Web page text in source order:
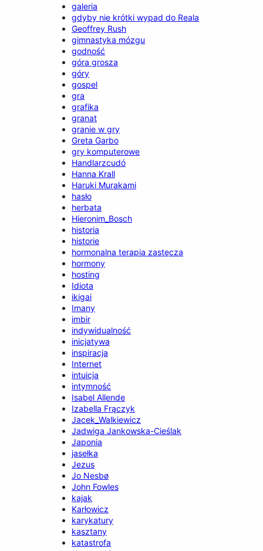
galeria
gdyby nie krótki wypad do Reala
Geoffrey Rush
gimnastyka mózgu
godność
góra grosza
góry
gospel
gra
grafika
granat
granie w gry
Greta Garbo
gry komputerowe
Handlarzcudó
Hanna Krall
Haruki Murakami
hasło
herbata
Hieronim_Bosch
historia
historie
hormonalna terapia zastęcza
hormony
hosting
Idiota
ikigai
Imany
imbir
indywidualność
inicjatywa
inspiracja
Internet
intuicja
intymność
Isabel Allende
Izabella Frączyk
Jacek_Walkiewicz
Jadwiga Jankowska-Cieślak
Japonia
jasełka
Jezus
Jo Nesbø
John Fowles
kajak
Karłowicz
karykatury
kasztany
katastrofa